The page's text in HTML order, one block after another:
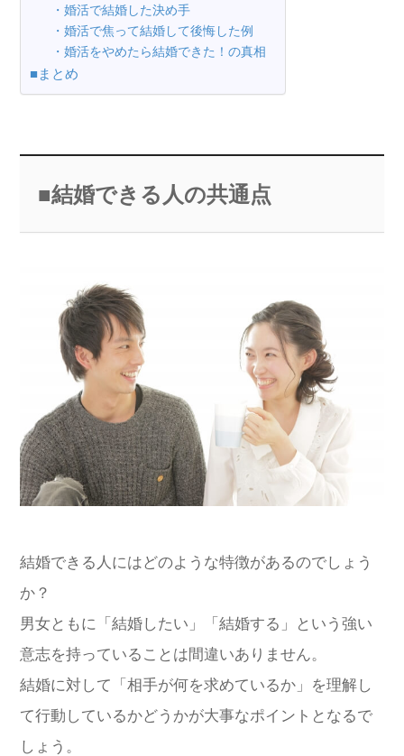
・婚活で結婚した決め手
・婚活で焦って結婚して後悔した例
・婚活をやめたら結婚できた！の真相
■まとめ
■結婚できる人の共通点
結婚できる人にはどのような特徴があるのでしょう
か？
男女ともに「結婚したい」「結婚する」という強い
意志を持っていることは間違いありません。
結婚に対して「相手が何を求めているか」を理解し
て行動しているかどうかが大事なポイントとなるで
しょう。